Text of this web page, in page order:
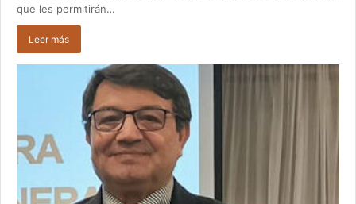
que les permitirán…
Leer más